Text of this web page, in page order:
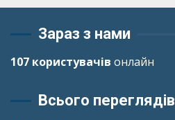
Зараз з нами
107 користувачів онлайн
Всього переглядів